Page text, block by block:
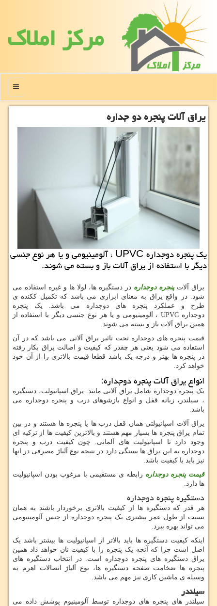
مركز املاك
منو
یراق آلات پنجره دو جداره
یك پنجره دوجداره UPVC ، آلومینیومی و یا هر نوع جنسی
دیگر با استفاده از یراق آلات باز و بسته می شوند.
یراق آلاتپنجره دوجداره در دستگیره ها، لولا ها و غیره استفاده می
شود. در واقع یراق به معنای ابزاری می باشد که تکمیل ککنده ی
طرح و عملکرد پنجره های دوجداره می باشد. یک پنجره
دوجداره UPVC ، آلومینیومی و یا هر نوع جنسی دیگر با استفاده از
همین یراق آلات باز و بسته می شوند.
قیمت پنجره های دوجداره تحت تاثیر یراق آلاتی می باشد که در آن
استفاده می شود یعنی هر چقدر که کیفیت و اصالت یراق بکار رفته
در پنجره ها بهتر و درجه یک باشد قطعا قیمت بالاتری را از آن خود
خواهد کرد.
انواع یراق آلات پنجره دوجداره:
یک پنجره دوجداره شامل یراق آلاتی مانند: یراق اسپانیولت، دستگیره
، سیلندر، زبانه قفل و انواع بازشوهای درب و پنجره دوجداره می
باشد.
یراق آلات اسپانیولتی همان قفل درب ها یا پنجره ها هستند و در بین
تمام یراق پنجره ها بسیار مهم هستند و بالاترین کیفیت ها از ترکیه ای
وجود دارد تا اسپانیولیت های آلمانی. چون کیفیت درب و پنجره
دوجداره به این یراق ها بستگی دارد در نتیجه نوع آلیاژ مصرفی در انها
نیز باید با کیفیت باشد.
قیمت پنجره دوجداره رابطه ی مستقیمی با مرغوب بودن اسپانیولیت
ها دارد.
دستگیره پنجره دوجداره
هر قدر که دستگیره ها از کیفیت بالاتری برخوردار باشند به همان
نسبت از طول عمر بیشتری یک پنجره دوجداره از جنس آلومینیومی
می تواند بهره ببرد.
اینکه کیفیت دستگیره ها باید بالاتر از اسپانیولیت ها بیشتر باشد یک
اصل است چرا که آنچه یک پنجره را با کیفیت نان خواهد داد همین
یراق دستگیره های پنجره دوجداره است. در انتخاب دستگیره های
پنجره ها ضخامت صفحه دستگیره ها، نوع آلیاژ اتصالات اهرم به
وسیله ی ماشین کاری نیز مهم می باشد.
سیلندر
سیلندر های پنجره های دوجداره توسط آلومینیوم پوشش داده می